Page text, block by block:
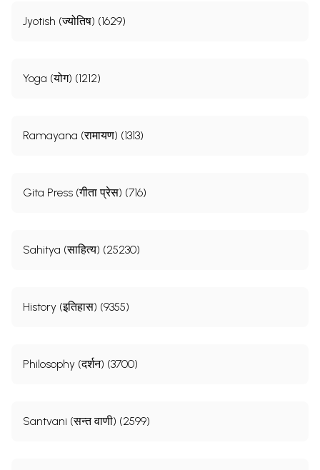
Jyotish (ज्योतिष) (1629)
Yoga (योग) (1212)
Ramayana (रामायण) (1313)
Gita Press (गीता प्रेस) (716)
Sahitya (साहित्य) (25230)
History (इतिहास) (9355)
Philosophy (दर्शन) (3700)
Santvani (सन्त वाणी) (2599)